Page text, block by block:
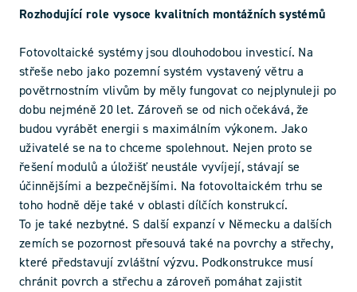
Rozhodující role vysoce kvalitních montážních systémů
Fotovoltaické systémy jsou dlouhodobou investicí. Na
střeše nebo jako pozemní systém vystavený větru a
povětrnostním vlivům by měly fungovat co nejplynuleji po
dobu nejméně 20 let. Zároveň se od nich očekává, že
budou vyrábět energii s maximálním výkonem. Jako
uživatelé se na to chceme spolehnout. Nejen proto se
řešení modulů a úložišť neustále vyvíjejí, stávají se
účinnějšími a bezpečnějšími. Na fotovoltaickém trhu se
toho hodně děje také v oblasti dílčích konstrukcí.
To je také nezbytné. S další expanzí v Německu a dalších
zemích se pozornost přesouvá také na povrchy a střechy,
které představují zvláštní výzvu. Podkonstrukce musí
chránit povrch a střechu a zároveň pomáhat zajistit